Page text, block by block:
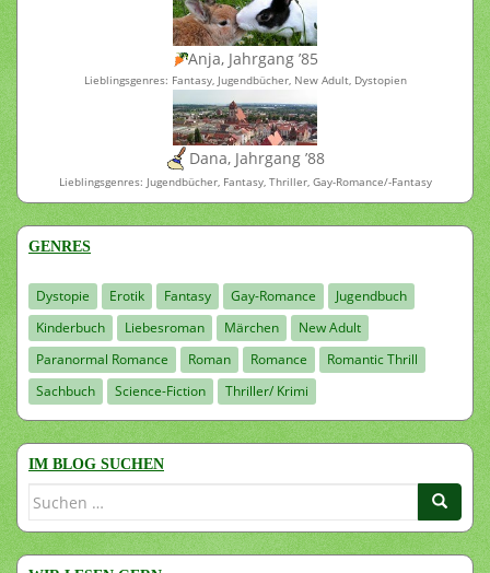
Anja, Jahrgang ’85
Lieblingsgenres: Fantasy, Jugendbücher, New Adult, Dystopien
Dana, Jahrgang ’88
Lieblingsgenres: Jugendbücher, Fantasy, Thriller, Gay-Romance/-Fantasy
GENRES
Dystopie Erotik Fantasy Gay-Romance
Jugendbuch
Kinderbuch
Liebesroman Märchen
New Adult
Paranormal Romance
Roman Romance
Romantic Thrill
Sachbuch
Science-Fiction Thriller/ Krimi
IM BLOG SUCHEN
Suchen